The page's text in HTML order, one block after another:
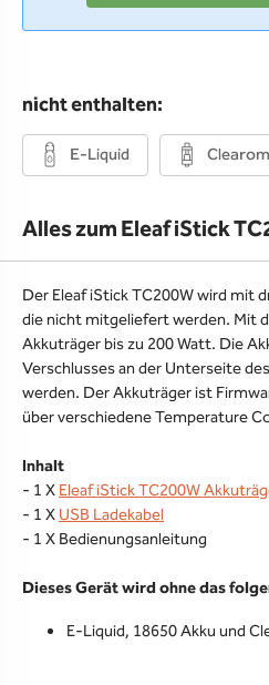
nicht enthalten:
E-Liquid
Alles zum Eleaf iStick
Der Eleaf iStick TC200W wird mit
die nicht mitgeliefert werden. Mit
Akkuträger bis zu 200 Watt. Die
Verschlusses an der Unterseite
werden. Der Akkuträger ist
über verschiedene Temperature
Inhalt
- 1 XEleaf iStick TC200W
- 1 XUSB Ladekabel
- 1 X Bedienungsanleitung
Dieses Gerät wird ohne das
E-Liquid, 18650 Akku und